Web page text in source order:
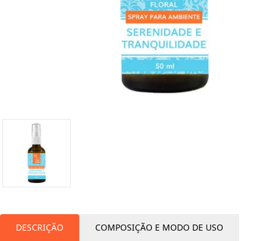
COMPOSIÇÃO E MODO DE USO
DESCRIÇÃO